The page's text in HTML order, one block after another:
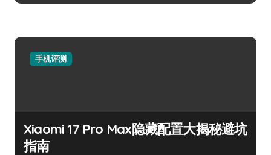
手机评测
Xiaomi 17 Pro Max隐藏配置大揭秘避坑
指南